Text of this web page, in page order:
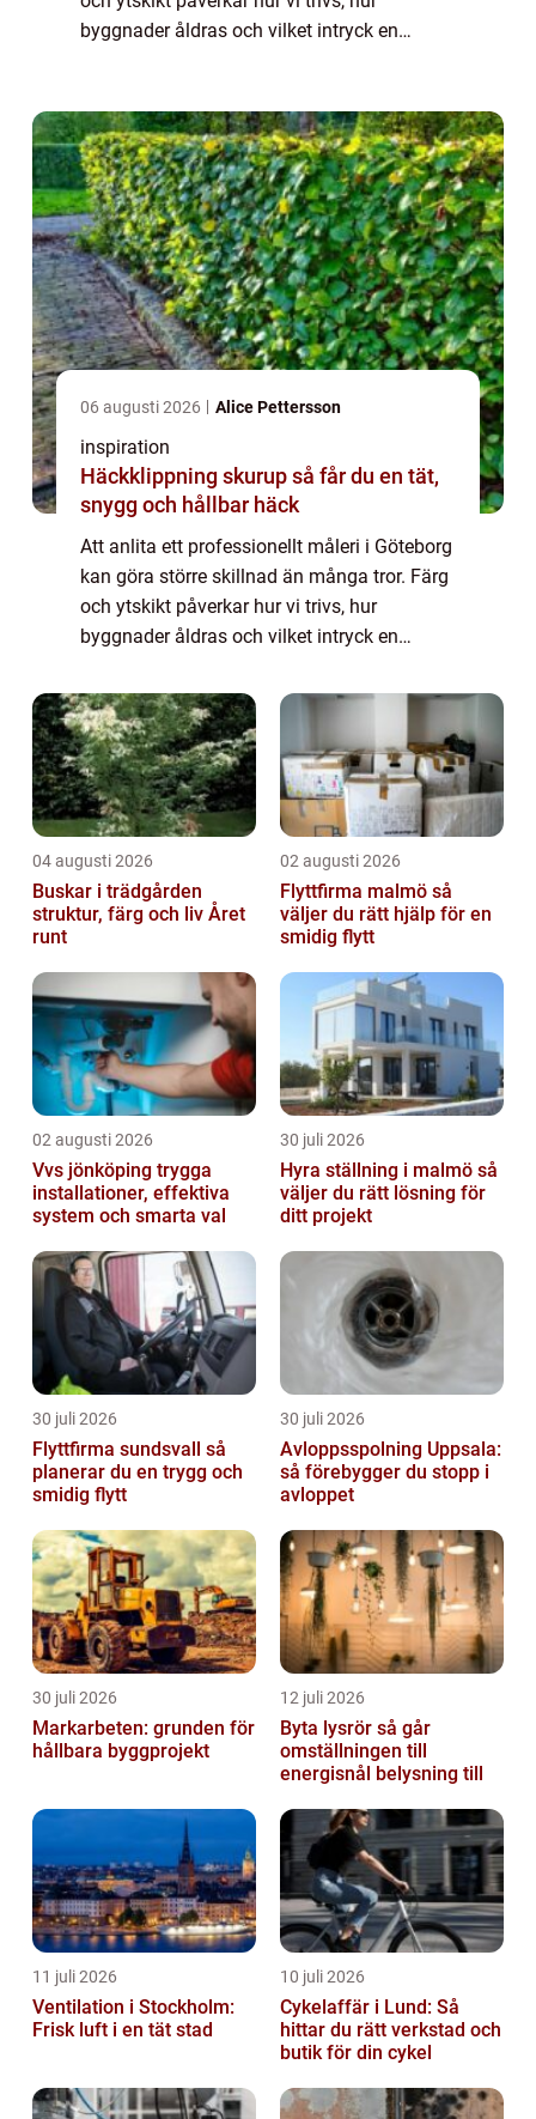
byggnader åldras och vilket intryck en
06 augusti 2026 Alice Pettersson
inspiration
Häckklippning skurup så får du en tät,
snygg och hållbar häck
Att anlita ett professionellt måleri i Göteborg
kan göra större skillnad än många tror. Färg
och ytskikt påverkar hur vi trivs, hur
byggnader åldras och vilket intryck en
underarbete eller hantverkare led...
04 augusti 2026
Buskar i trädgården
struktur, färg och liv Året
runt
02 augusti 2026
Flyttfirma malmö så
väljer du rätt hjälp för en
smidig flytt
02 augusti 2026
Vvs jönköping trygga
installationer, effektiva
system och smarta val
30 juli 2026
Hyra ställning i malmö så
väljer du rätt lösning för
ditt projekt
30 juli 2026
Flyttfirma sundsvall så
planerar du en trygg och
smidig flytt
30 juli 2026
Avloppsspolning Uppsala:
så förebygger du stopp i
avloppet
30 juli 2026
Markarbeten: grunden för
hållbara byggprojekt
12 juli 2026
Byta lysrör så går
omställningen till
energisnål belysning till
11 juli 2026
Ventilation i Stockholm:
Frisk luft i en tät stad
10 juli 2026
Cykelaffär i Lund: Så
hittar du rätt verkstad och
butik för din cykel